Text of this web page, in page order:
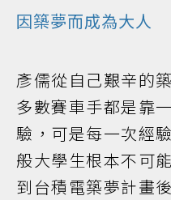
因築夢而成為大人
彥儒從自己艱辛的
多數賽車手都是靠
驗，可是每一次經
般大學生根本不可
到台積電築夢計畫